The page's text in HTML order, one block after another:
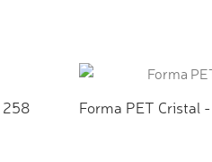
258 Forma PET Cristal